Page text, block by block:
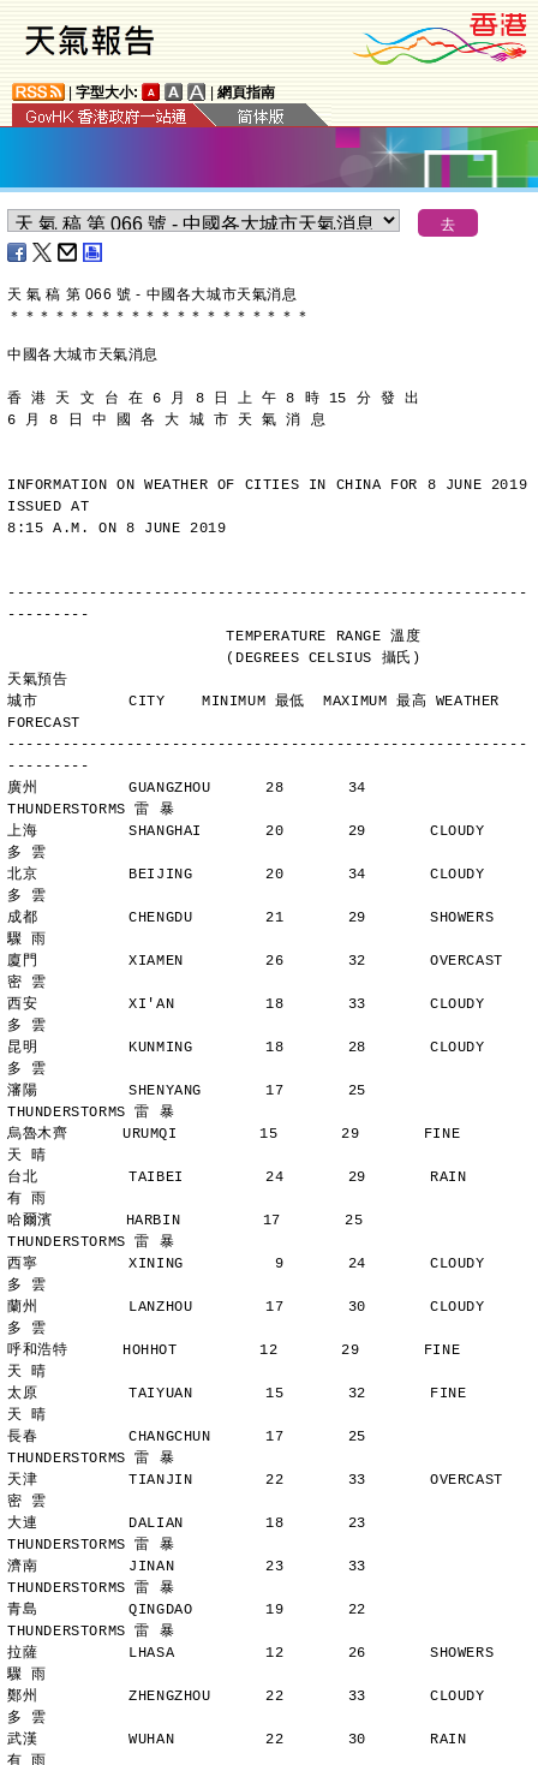
字型大小: 網頁指南
天 氣 稿 第 066 號 - 中國各大城市天氣消息
＊ ＊ ＊ ＊ ＊ ＊ ＊ ＊ ＊ ＊ ＊ ＊ ＊ ＊ ＊ ＊ ＊ ＊ ＊ ＊
中國各大城市天氣消息
香 港 天 文 台 在 6 月 8 日 上 午 8 時 15 分 發 出
6 月 8 日 中 國 各 大 城 市 天 氣 消 息
INFORMATION ON WEATHER OF CITIES IN CHINA FOR 8 JUNE 2019
ISSUED AT
8:15 A.M. ON 8 JUNE 2019
---------------------------------------------------------
---------
                        TEMPERATURE RANGE 溫度
天氣預告
城市          CITY    MINIMUM 最低  MAXIMUM 最高 WEATHER
FORECAST
---------------------------------------------------------
---------
廣州          GUANGZHOU      28       34
THUNDERSTORMS 雷 暴
上海          SHANGHAI       20       29       CLOUDY
多 雲
北京          BEIJING        20       34       CLOUDY
多 雲
成都          CHENGDU        21       29       SHOWERS
驟 雨
廈門          XIAMEN         26       32       OVERCAST
密 雲
西安          XI'AN          18       33       CLOUDY
多 雲
昆明          KUNMING        18       28       CLOUDY
多 雲
瀋陽          SHENYANG       17       25
THUNDERSTORMS 雷 暴
烏魯木齊      URUMQI         15       29       FINE
天 晴
台北          TAIBEI         24       29       RAIN
有 雨
哈爾濱        HARBIN         17       25
THUNDERSTORMS 雷 暴
西寧          XINING          9       24       CLOUDY
多 雲
蘭州          LANZHOU        17       30       CLOUDY
多 雲
呼和浩特      HOHHOT         12       29       FINE
天 晴
太原          TAIYUAN        15       32       FINE
天 晴
長春          CHANGCHUN      17       25
THUNDERSTORMS 雷 暴
天津          TIANJIN        22       33       OVERCAST
密 雲
大連          DALIAN         18       23
THUNDERSTORMS 雷 暴
濟南          JINAN          23       33
THUNDERSTORMS 雷 暴
青島          QINGDAO        19       22
THUNDERSTORMS 雷 暴
拉薩          LHASA          12       26       SHOWERS
驟 雨
鄭州          ZHENGZHOU      22       33       CLOUDY
多 雲
武漢          WUHAN          22       30       RAIN
有 雨